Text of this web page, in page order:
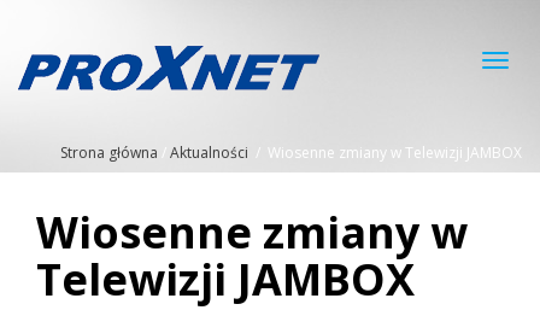
Strona główna Aktualności / Wiosenne zmiany w Telewizji JAMBOX
Wiosenne zmiany w
Telewizji JAMBOX